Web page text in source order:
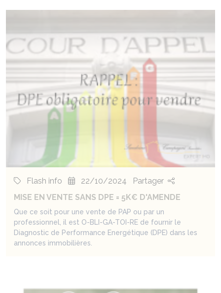
Flash info 22/10/2024
Partager
MISE EN VENTE SANS DPE = 5K€ D'AMENDE
Que ce soit pour une vente de PAP ou par un
professionnel, il est O-BLI-GA-TOI-RE de fournir le
Diagnostic de Performance Energétique (DPE) dans les
annonces immobilières.